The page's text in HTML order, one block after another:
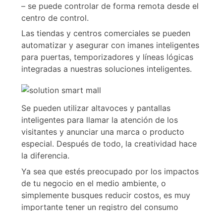
– se puede controlar de forma remota desde el
centro de control.
Las tiendas y centros comerciales se pueden
automatizar y asegurar con imanes inteligentes
para puertas, temporizadores y líneas lógicas
integradas a nuestras soluciones inteligentes.
Se pueden utilizar altavoces y pantallas
inteligentes para llamar la atención de los
visitantes y anunciar una marca o producto
especial. Después de todo, la creatividad hace
la diferencia.
Ya sea que estés preocupado por los impactos
de tu negocio en el medio ambiente, o
simplemente busques reducir costos, es muy
importante tener un registro del consumo